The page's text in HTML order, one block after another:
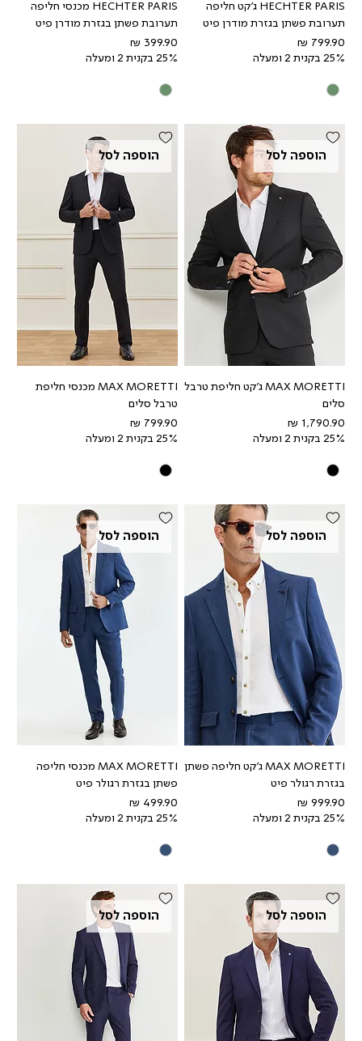
HECHTER PARIS ג'קט חליפה
תערובת פשתן בגזרת מודרן פיט
מחיר
25% בקנית 2 ומעלה
HECHTER PARIS מכנסי חליפה
תערובת פשתן בגזרת מודרן פיט
מחיר
25% בקנית 2 ומעלה
הוספה לסל
MAX MORETTI ג'קט חליפת טרבל
סלים
מחיר
25% בקנית 2 ומעלה
הוספה לסל
MAX MORETTI מכנסי חליפת
טרבל סלים
מחיר
25% בקנית 2 ומעלה
הוספה לסל
MAX MORETTI ג'קט חליפה פשתן
בגזרת רגולר פיט
מחיר
25% בקנית 2 ומעלה
הוספה לסל
MAX MORETTI מכנסי חליפה
פשתן בגזרת רגולר פיט
מחיר
25% בקנית 2 ומעלה
הוספה לסל הוספה לסל